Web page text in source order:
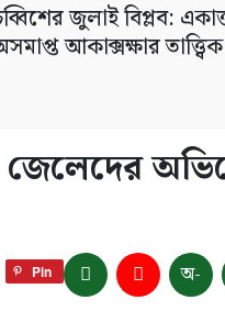
জুলাই বিপ্লব:
আকাক্সক্ষার
জেলেদের
Pin অ-